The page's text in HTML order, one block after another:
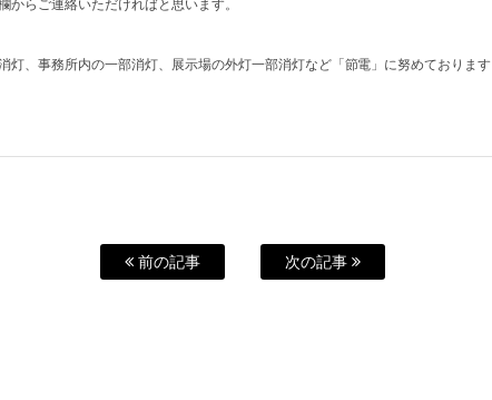
からご連絡いただければと思います。
灯、事務所内の一部消灯、展示場の外灯一部消灯など「節電」に努めておりま
前の記事 次の記事